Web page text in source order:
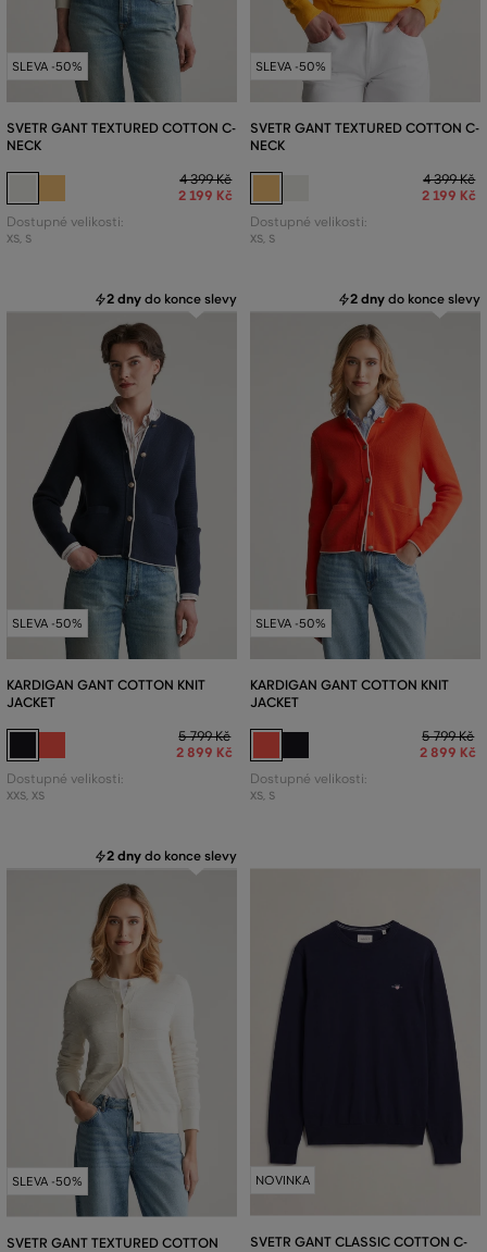
SLEVA -50%
SVETR GANT TEXTURED COTTON C-
NECK
4 399 Kč
2 199 Kč
Dostupné velikosti:
XS, S
SLEVA -50%
SVETR GANT TEXTURED COTTON C-
NECK
4 399 Kč
2 199 Kč
Dostupné velikosti:
XS, S
2 dny do konce slevy
SLEVA -50%
KARDIGAN GANT COTTON KNIT
JACKET
5 799 Kč
2 899 Kč
Dostupné velikosti:
XXS, XS
2 dny do konce slevy
SLEVA -50%
KARDIGAN GANT COTTON KNIT
JACKET
5 799 Kč
2 899 Kč
Dostupné velikosti:
XS, S
2 dny do konce slevy
SLEVA -50%
SVETR GANT TEXTURED COTTON
NOVINKA
SVETR GANT CLASSIC COTTON C-